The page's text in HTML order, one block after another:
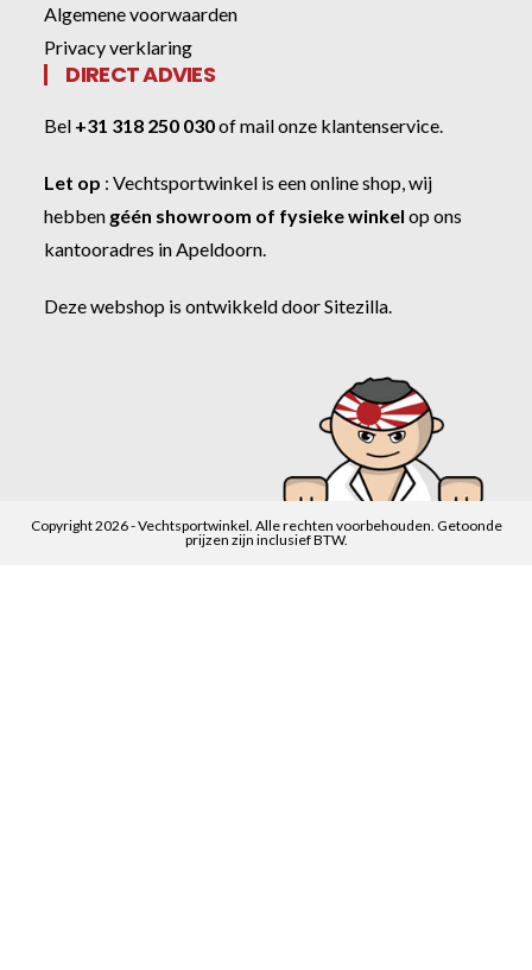
Algemene voorwaarden
Privacy verklaring
DIRECT ADVIES
Bel +31 318 250 030ofmail onze klantenservice
Let op :Vechtsportwinkel is een online shop, wij
hebben géén showroom of fysieke winkel op ons
kantooradres in Apeldoorn.
Deze webshop is ontwikkeld doorSitezilla
Copyright 2026 - Vechtsportwinkel. Alle rechten voorbehouden. Getoonde
prijzen zijn inclusief BTW.